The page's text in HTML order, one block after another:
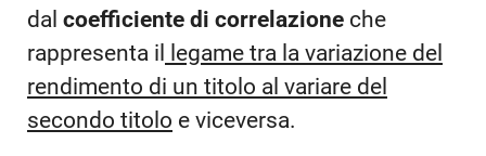
dal coefficiente di correlazione che
rappresenta il
legame tra la variazione del
rendimento di un titolo al variare del
secondo titolo e viceversa.